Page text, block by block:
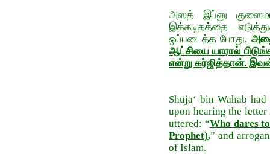
அஸத் இப்னு
இக்கடிதத்தை
ஒப்படைத்த போது,
ஆட்சியை யாரால்
என்று கர்ஜித்தான்.
Shuja‘ bin Wahab
upon hearing the
uttered: “Who dares
Prophet),” and
of Islam.